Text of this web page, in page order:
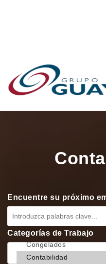
Encuentre su próximo
Categorías de Trabajo